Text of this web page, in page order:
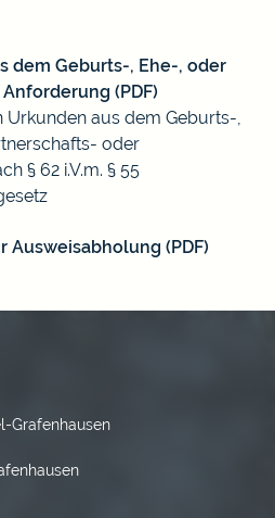
dem Geburts-, Ehe-, oder
(PDF)
aus dem Geburts-,
oder
§ 62 i.V.m. § 55
Ausweisabholung (PDF)
Grafenhausen